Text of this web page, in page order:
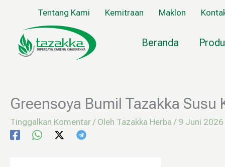
konten
Tentang Kami Kemitraan Maklon
Beranda
Greensoya Bumil Tazakka
Tinggalkan Komentar / Oleh Tazakka Herba / 9 Juni 2026